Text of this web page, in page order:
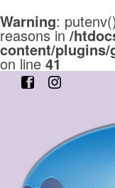
Warning:
reasons in/
content/
on line 41